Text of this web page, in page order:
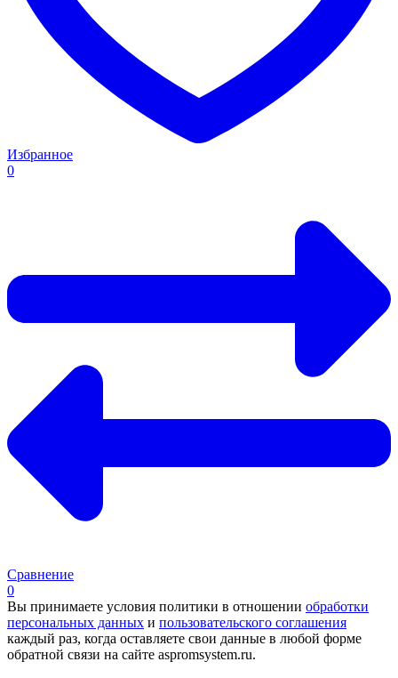
Избранное
0
Сравнение
0
Вы принимаете условия политики в отношении обработки
персональных данных и пользовательского соглашения
каждый раз, когда оставляете свои данные в любой форме
обратной связи на сайте aspromsystem.ru.